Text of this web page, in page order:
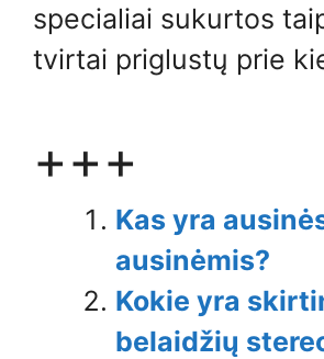
specialiai sukurtos
tvirtai priglustų prie
+++
Kas yra
ausinėmis?
Kokie yra
belaidžių